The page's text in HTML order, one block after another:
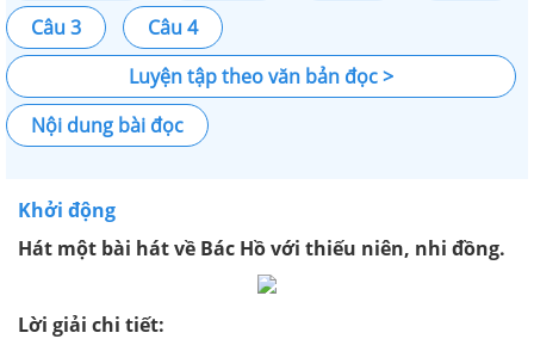
Câu 3
Câu 4
Luyện tập theo văn bản đọc >
Nội dung bài đọc
Khởi động
Hát một bài hát về Bác Hồ với thiếu niên, nhi đồng.
Lời giải chi tiết: